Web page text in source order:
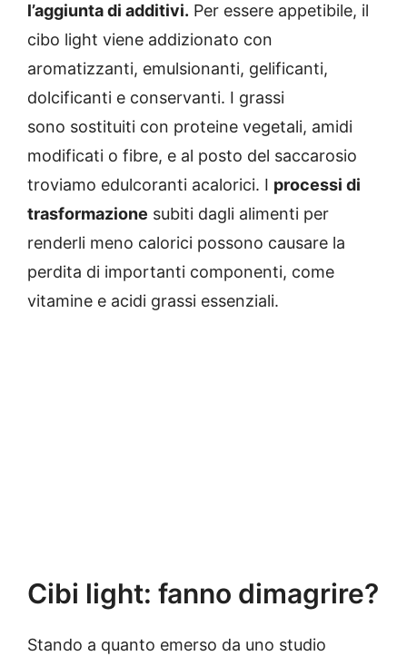
l’aggiunta di additivi. Per essere appetibile, il
cibo light viene addizionato con
aromatizzanti, emulsionanti, gelificanti,
dolcificanti e conservanti. I grassi
sono sostituiti con proteine vegetali, amidi
modificati o fibre, e al posto del saccarosio
troviamo edulcoranti acalorici. I processi di
trasformazione subiti dagli alimenti per
renderli meno calorici possono causare la
perdita di importanti componenti, come
vitamine e acidi grassi essenziali.
Cibi light: fanno dimagrire?
Stando a quanto emerso da uno studio